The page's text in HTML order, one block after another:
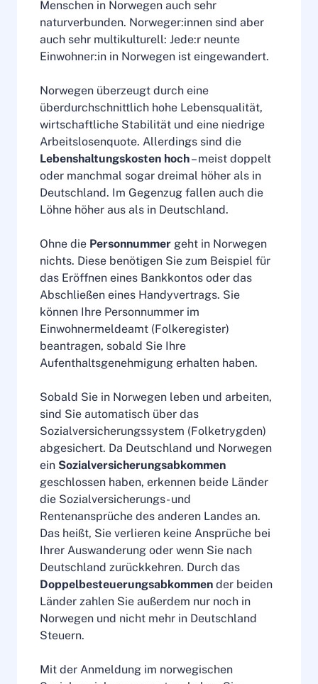
Menschen in Norwegen auch sehr
naturverbunden. Norweger:innen sind aber
auch sehr multikulturell: Jede:r neunte
Einwohner:in in Norwegen ist eingewandert.
Norwegen überzeugt durch eine
überdurchschnittlich hohe Lebensqualität,
wirtschaftliche Stabilität und eine niedrige
Arbeitslosenquote. Allerdings sind die
Lebenshaltungskosten hoch– meist doppelt
oder manchmal sogar dreimal höher als in
Deutschland. Im Gegenzug fallen auch die
Löhne höher aus als in Deutschland.
Ohne die Personnummer geht in Norwegen
nichts. Diese benötigen Sie zum Beispiel für
das Eröffnen eines Bankkontos oder das
Abschließen eines Handyvertrags. Sie
können Ihre Personnummer im
Einwohnermeldeamt (Folkeregister)
beantragen, sobald Sie Ihre
Aufenthaltsgenehmigung erhalten haben.
Sobald Sie in Norwegen leben und arbeiten,
sind Sie automatisch über das
Sozialversicherungssystem (Folketrygden)
abgesichert. Da Deutschland und Norwegen
ein Sozialversicherungsabkommen
geschlossen haben, erkennen beide Länder
die Sozialversicherungs- und
Rentenansprüche des anderen Landes an.
Das heißt, Sie verlieren keine Ansprüche bei
Ihrer Auswanderung oder wenn Sie nach
Deutschland zurückkehren. Durch das
Doppelbesteuerungsabkommen der beiden
Länder zahlen Sie außerdem nur noch in
Norwegen und nicht mehr in Deutschland
Steuern.
Mit der Anmeldung im norwegischen